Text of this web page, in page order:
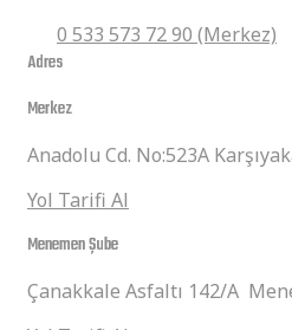
0 533 573 72 90 (Merkez)
Adres
Merkez
Anadolu Cd. No:523A
Yol Tarifi Al
Menemen Şube
Çanakkale Asfaltı 142/A